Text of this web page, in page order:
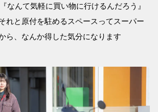
なんて気軽に買い物に行けるんだろう』
れと原付を駐めるスペースってスーパー
ら、なんか得した気分になります